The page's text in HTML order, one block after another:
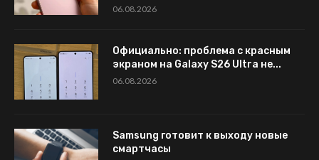
06.08.2026
Официально: проблема с красным
экраном на Galaxy S26 Ultra не...
06.08.2026
Samsung готовит к выходу новые
смартчасы